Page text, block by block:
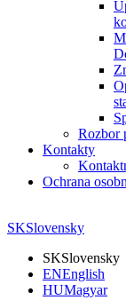
Rozbor
Kontakty
Ochrana
SKSlovensky
SKSlovensky
ENEnglish
HUMagyar